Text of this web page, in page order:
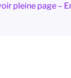
pleine page –